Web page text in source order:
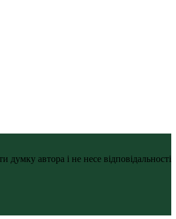
автора і не несе відповідальності